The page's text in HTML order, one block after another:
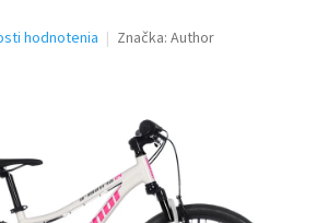
hodnotenia Značka: Author